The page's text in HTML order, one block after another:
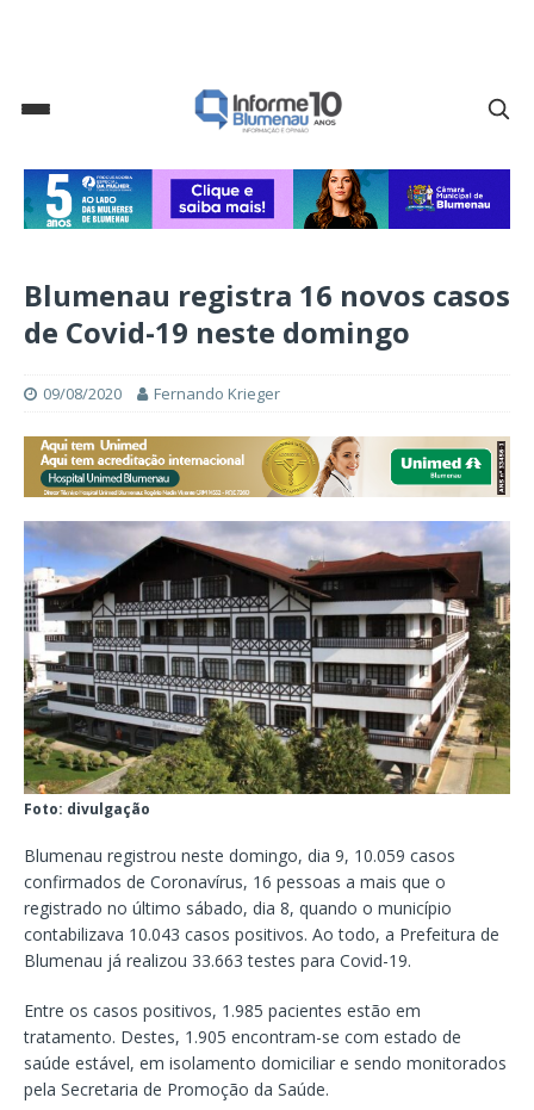
Blumenau registra 16 novos casos
de Covid-19 neste domingo
09/08/2020 Fernando Krieger
Foto: divulgação
Blumenau registrou neste domingo, dia 9, 10.059 casos
confirmados de Coronavírus, 16 pessoas a mais que o
registrado no último sábado, dia 8, quando o município
contabilizava 10.043 casos positivos. Ao todo, a Prefeitura de
Blumenau já realizou 33.663 testes para Covid-19.
Entre os casos positivos, 1.985 pacientes estão em
tratamento. Destes, 1.905 encontram-se com estado de
saúde estável, em isolamento domiciliar e sendo monitorados
pela Secretaria de Promoção da Saúde.